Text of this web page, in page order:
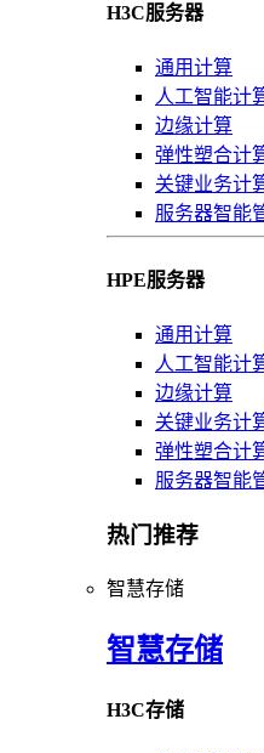
H3C服务器
通用计算
人工智能计
边缘计算
弹性塑合计
关键业务计
服务器智能
HPE服务器
通用计算
人工智能计
边缘计算
关键业务计
弹性塑合计
服务器智能
热门推荐
智慧存储
智慧存储
H3C存储